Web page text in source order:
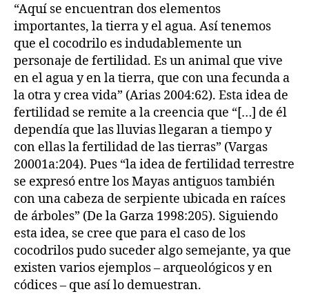
“Aquí se encuentran dos elementos
importantes, la tierra y el agua. Así tenemos
que el cocodrilo es indudablemente un
personaje de fertilidad. Es un animal que vive
en el agua y en la tierra, que con una fecunda a
la otra y crea vida” (Arias 2004:62). Esta idea de
fertilidad se remite a la creencia que “[…] de él
dependía que las lluvias llegaran a tiempo y
con ellas la fertilidad de las tierras” (Vargas
20001a:204). Pues “la idea de fertilidad terrestre
se expresó entre los Mayas antiguos también
con una cabeza de serpiente ubicada en raíces
de árboles” (De la Garza 1998:205). Siguiendo
esta idea, se cree que para el caso de los
cocodrilos pudo suceder algo semejante, ya que
existen varios ejemplos – arqueológicos y en
códices – que así lo demuestran.